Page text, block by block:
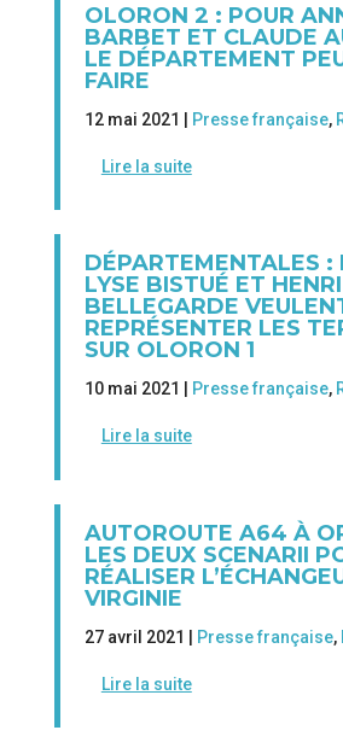
OLORON 2 : POUR
BARBET ET CLAUDE
LE DÉPARTEMENT
FAIRE
12 mai 2021 | Presse française,
Lire la suite
DÉPARTEMENTALES :
LYSE BISTUÉ ET HENRI
BELLEGARDE
REPRÉSENTER LES
SUR OLORON 1
10 mai 2021 | Presse française,
Lire la suite
AUTOROUTE A64 À
LES DEUX SCENARII
RÉALISER
VIRGINIE
27 avril 2021 | Presse française,
Lire la suite